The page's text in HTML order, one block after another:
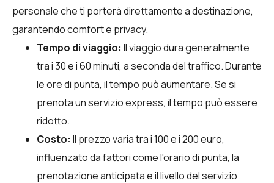
personale che ti porterà direttamente a destinazione,
garantendo comfort e privacy.
Tempo di viaggio: Il viaggio dura generalmente
tra i 30 e i 60 minuti, a seconda del traffico. Durante
le ore di punta, il tempo può aumentare. Se si
prenota un servizio express, il tempo può essere
ridotto.
Costo: Il prezzo varia tra i 100 e i 200 euro,
influenzato da fattori come l'orario di punta, la
prenotazione anticipata e il livello del servizio